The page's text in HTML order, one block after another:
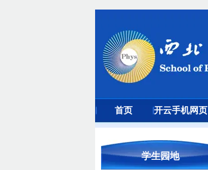
学生园地
首页 开云手机网页